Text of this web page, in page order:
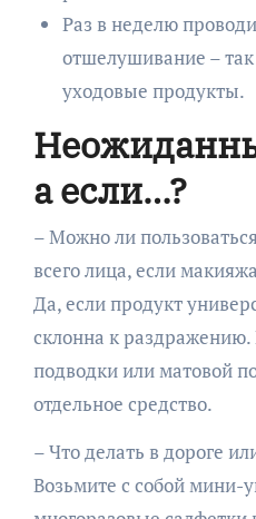
Раз в неделю
отшелушивание –
уходовые продукты.
а если…?
– Можно ли
всего лица, если
Да, если продукт
склонна к раздражению.
подводки или матовой
отдельное средство.
– Что делать в дороге
Возьмите с собой мини-